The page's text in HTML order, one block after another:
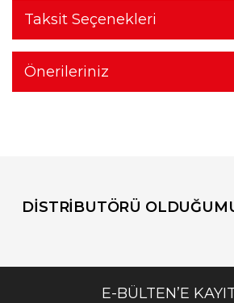
Taksit Seçenekleri
Önerileriniz
DİSTRİBUTÖRÜ
E-BÜLTEN’E